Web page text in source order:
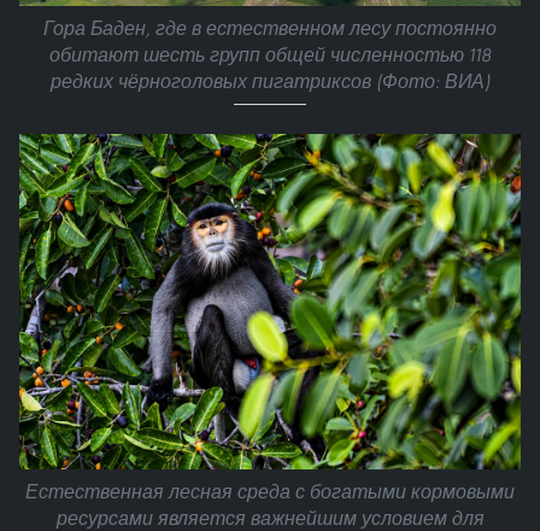
Гора Баден, где в естественном лесу постоянно
обитают шесть групп общей численностью 118
редких чёрноголовых пигатриксов (Фото: ВИА)
Естественная лесная среда с богатыми кормовыми
ресурсами является важнейшим условием для